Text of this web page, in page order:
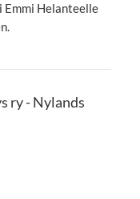
Helanteelle
ry - Nylands